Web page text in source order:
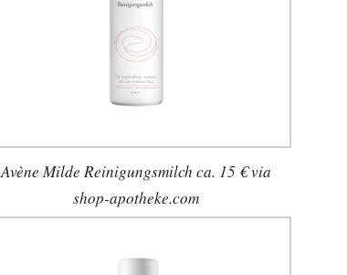
Avène Milde Reinigungsmilch ca. 15 € via
shop-apotheke.com